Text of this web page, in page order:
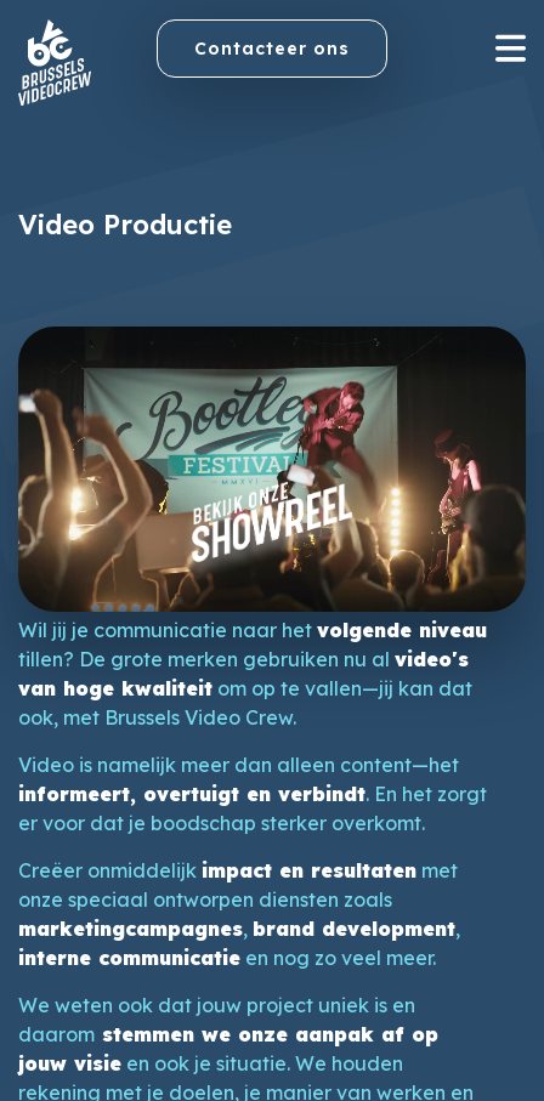
Contacteer ons
Video Productie
Wil jij je communicatie naar het volgende niveau
tillen? De grote merken gebruiken nu al video's
van hoge kwaliteit om op te vallen—jij kan dat
ook, met Brussels Video Crew.
Video is namelijk meer dan alleen content—het
informeert, overtuigt en verbindt. En het zorgt
er voor dat je boodschap sterker overkomt.
Creëer onmiddelijk impact en resultaten met
onze speciaal ontworpen diensten zoals
marketingcampagnes, brand development,
interne communicatie en nog zo veel meer.
We weten ook dat jouw project uniek is en
daarom stemmen we onze aanpak af op
jouw visie en ook je situatie. We houden
rekening met je doelen, je manier van werken en